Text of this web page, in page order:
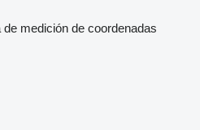
medición de coordenadas